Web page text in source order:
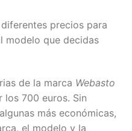
precios para
modelo que decidas
de la marca Webasto
700 euros. Sin
más económicas,
el modelo y la